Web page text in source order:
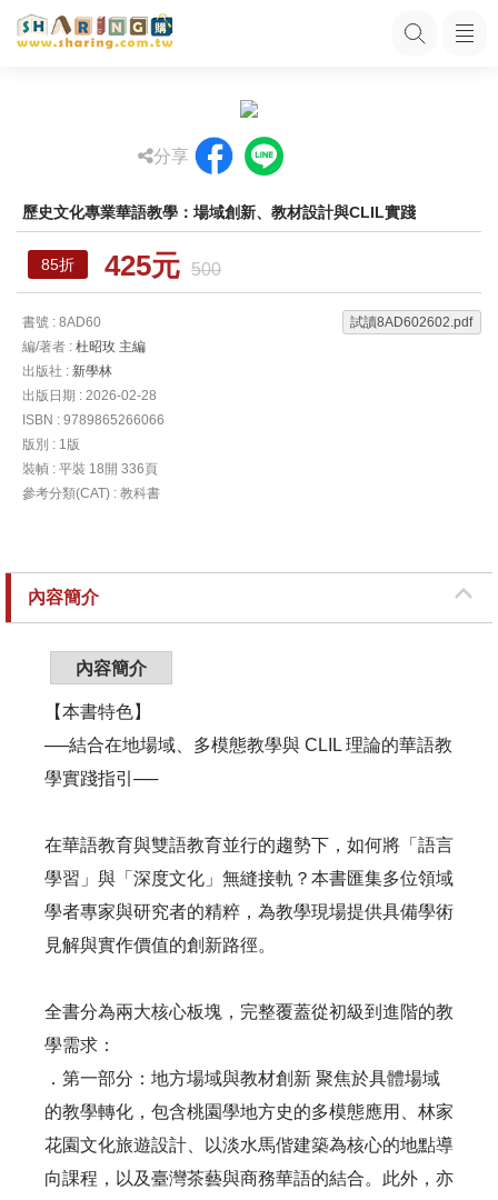
分享
歷史文化專業華語教學：場域創新、教材設計與CLIL實踐
85折 425元 500
書號 : 8AD60
編/著者 : 杜昭玫 主編
出版社 : 新學林
出版日期 : 2026-02-28
ISBN : 9789865266066
版別 : 1版
裝幀 : 平裝 18開 336頁
參考分類(CAT) : 教科書
試讀8AD602602.pdf
內容簡介
內容簡介
【本書特色】
──結合在地場域、多模態教學與 CLIL 理論的華語教
學實踐指引──
在華語教育與雙語教育並行的趨勢下，如何將「語言
學習」與「深度文化」無縫接軌？本書匯集多位領域
學者專家與研究者的精粹，為教學現場提供具備學術
見解與實作價值的創新路徑。
全書分為兩大核心板塊，完整覆蓋從初級到進階的教
學需求：
．第一部分：地方場域與教材創新 聚焦於具體場域
的教學轉化，包含桃園學地方史的多模態應用、林家
花園文化旅遊設計、以淡水馬偕建築為核心的地點導
向課程，以及臺灣茶藝與商務華語的結合。此外，亦